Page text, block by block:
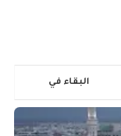
البقاء في